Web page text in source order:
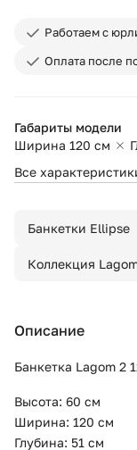
Работаем с
Оплата после
Габариты модели
Ширина 120 см
Все
Банкетки Ellipse
Коллекция
Описание
Банкетка Lagom 2
Высота: 60 см
Ширина: 120 см
Глубина: 51 см